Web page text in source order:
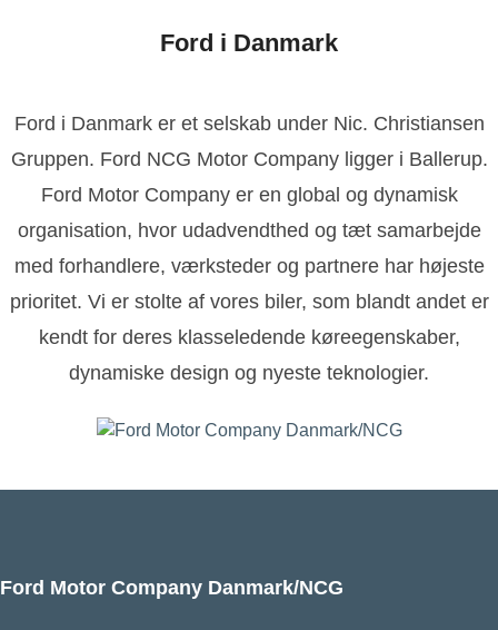
Ford i Danmark
Ford i Danmark er et selskab under Nic. Christiansen
Gruppen. Ford NCG Motor Company ligger i Ballerup.
Ford Motor Company er en global og dynamisk
organisation, hvor udadvendthed og tæt samarbejde
med forhandlere, værksteder og partnere har højeste
prioritet. Vi er stolte af vores biler, som blandt andet er
kendt for deres klasseledende køreegenskaber,
dynamiske design og nyeste teknologier.
Ford Motor Company Danmark/NCG